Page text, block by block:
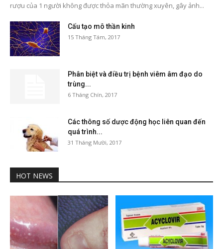
rượu của 1 người không được thỏa mãn thường xuyên, gây ảnh...
Cấu tạo mô thần kinh
15 Tháng Tám, 2017
Phân biệt và điều trị bệnh viêm âm đạo do
trùng...
6 Tháng Chín, 2017
Các thông số dược động học liên quan đến
quá trình...
31 Tháng Mười, 2017
HOT NEWS